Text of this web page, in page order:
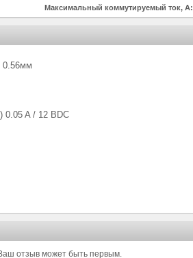
Максимальный коммутируемый ток, А:
0.56мм
0.05 A / 12 ВDC
отзыв может быть первым.